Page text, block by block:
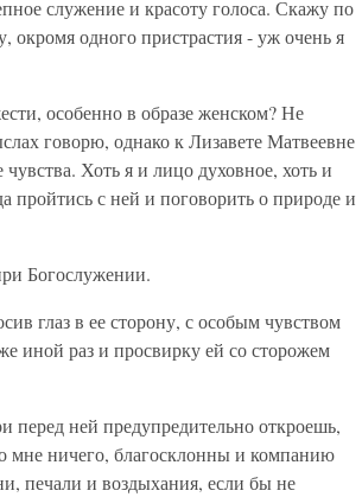
служение и красоту голоса. Скажу по
окромя одного пристрастия - уж очень я
особенно в образе женском? Не
говорю, однако к Лизавете Матвеевне
Хоть я и лицо духовное, хоть и
пройтись с ней и поговорить о природе и
Богослужении.
глаз в ее сторону, с особым чувством
иной раз и просвирку ей со сторожем
перед ней предупредительно откроешь,
мне ничего, благосклонны и компанию
печали и воздыхания, если бы не